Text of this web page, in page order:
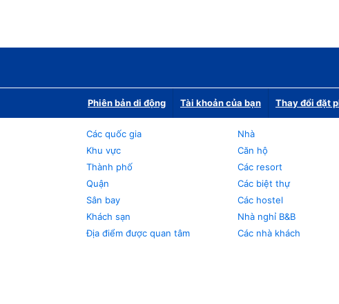
Phiên bản di động Tài khoản của bạn Thay đổi đặt
Các quốc gia
Khu vực
Thành phố
Quận
Sân bay
Khách sạn
Địa điểm được quan tâm
Nhà
Căn hộ
Các resort
Các biệt thự
Các hostel
Nhà nghỉ B&B
Các nhà khách